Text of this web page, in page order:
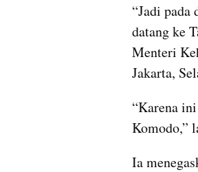
“Jadi pada
datang ke
Menteri
Jakarta,
“Karena
Komodo,”
Ia